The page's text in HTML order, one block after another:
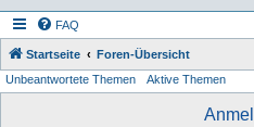
FAQ
Startseite Foren-Übersicht
Unbeantwortete Themen Aktive Themen